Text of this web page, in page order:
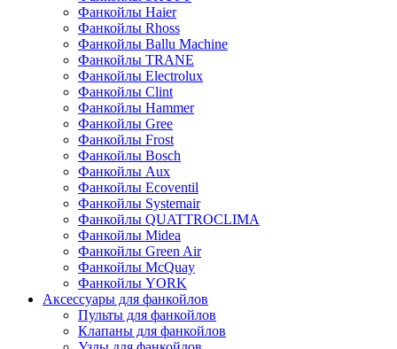
Фанкойлы Haier
Фанкойлы Rhoss
Фанкойлы Ballu Machine
Фанкойлы TRANE
Фанкойлы Electrolux
Фанкойлы Clint
Фанкойлы Hammer
Фанкойлы Gree
Фанкойлы Frost
Фанкойлы Bosch
Фанкойлы Aux
Фанкойлы Ecoventil
Фанкойлы Systemair
Фанкойлы QUATTROCLIMA
Фанкойлы Midea
Фанкойлы Green Air
Фанкойлы McQuay
Фанкойлы YORK
Аксессуары для фанкойлов
Пульты для фанкойлов
Клапаны для фанкойлов